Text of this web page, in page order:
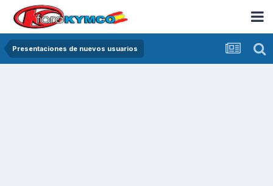
Presentaciones de nuevos usuarios